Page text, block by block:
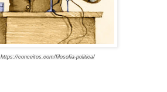
https://conceitos.com/filosofia-politica/